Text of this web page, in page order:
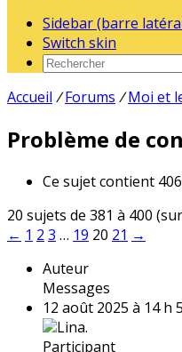
Sidebar (barre
Switch skin
Accueil / Forums / Moi et
Problème de
Ce sujet contient
20 sujets de 381 à 400
← 1 2 3 … 19 20 21 →
Auteur
Messages
12 août 2025 à 14 h
Lina.
Participant